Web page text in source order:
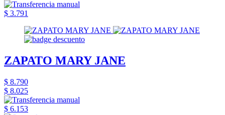
$ 3.791
ZAPATO MARY JANE
$ 8.790
$ 8.025
$ 6.153